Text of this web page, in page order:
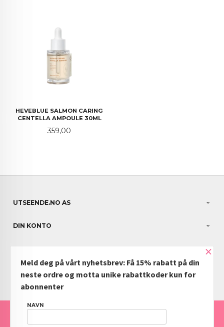
HEVEBLUE SALMON CARING
CENTELLA AMPOULE 30ML
Pris
359,00
UTSEENDE.NO AS
DIN KONTO
NYHETSBREV
PARTNERE
FRAKT KJØPSBETINGELSER SIKKERHET OG PERSONVERN
×
Meld deg på vårt nyhetsbrev: Få 15% rabatt på din
neste ordre og motta unike rabattkoder kun for
abonnenter
NAVN